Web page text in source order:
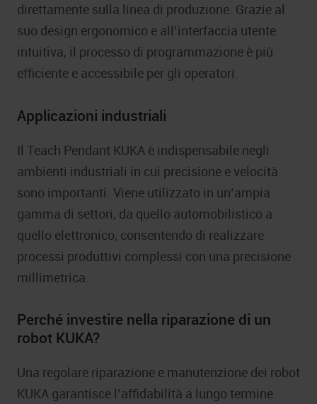
direttamente sulla linea di produzione. Grazie al
suo design ergonomico e all’interfaccia utente
intuitiva, il processo di programmazione è più
efficiente e accessibile per gli operatori.
Applicazioni industriali
Il Teach Pendant KUKA è indispensabile negli
ambienti industriali in cui precisione e velocità
sono importanti. Viene utilizzato in un’ampia
gamma di settori, da quello automobilistico a
quello elettronico, consentendo di realizzare
processi produttivi complessi con una precisione
millimetrica.
Perché investire nella riparazione di un
robot KUKA?
Una regolare riparazione e manutenzione dei robot
KUKA garantisce l’affidabilità a lungo termine